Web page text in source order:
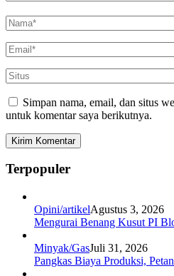
Simpan nama, email, dan situs
untuk komentar saya berikutnya.
Terpopuler
Opini/artikelAgustus 3, 2026
Mengurai Benang Kusut PI
Minyak/GasJuli 31, 2026
Pangkas Biaya Produksi,